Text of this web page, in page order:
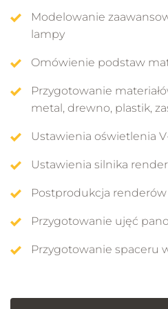
Gdy cały model będziemy
naturalnym światłem
jak działa V-ray Sun, światła
za co odpowiadają
02.03 - Modelowanie -
15 min 0 s
02.04 - Modelowanie -
10 min 47 s
02.05 - Modelowanie -
40 min 53 s
02.06 - Modelowanie -
17 min 49 s
Modelowanie
lampy
Omówienie podstaw
Przygotowanie
metal, drewno, plastik,
Ustawienia oświetlenia
Ustawienia silnika
Postprodukcja renderów
Przygotowanie ujęć
Przygotowanie spaceru